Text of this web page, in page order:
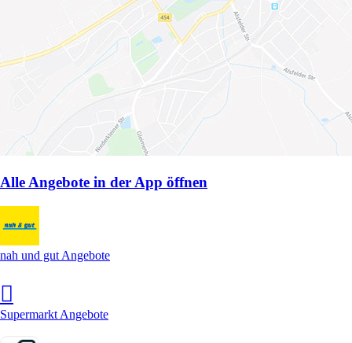
Alle Angebote in der App öffnen
nah und gut Angebote
Supermarkt Angebote